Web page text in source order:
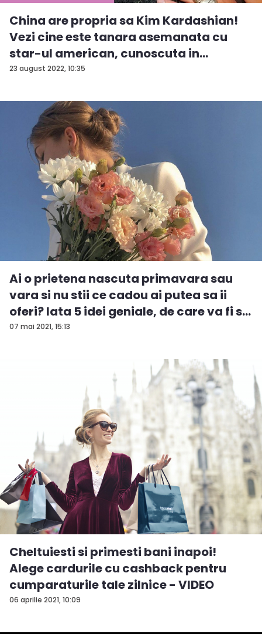
23 august 2022, 10:35
China are propria sa Kim Kardashian!
Vezi cine este tanara asemanata cu
star-ul american, cunoscuta in
intreag...
07 mai 2021, 15:13
Ai o prietena nascuta primavara sau
vara si nu stii ce cadou ai putea sa ii
oferi? Iata 5 idei geniale, de care va fi s...
06 aprilie 2021, 10:09
Cheltuiesti si primesti bani inapoi!
Alege cardurile cu cashback pentru
cumparaturile tale zilnice - VIDEO